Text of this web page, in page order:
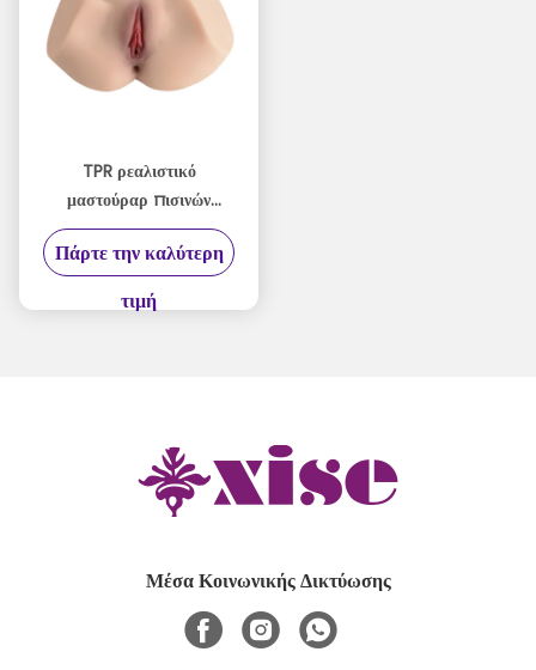
TPR ρεαλιστικό
μαστούραρ πισινών
ζωηρό σχέδιο για έντονη
ευχαρίστηση
Πάρτε την καλύτερη
τιμή
Μέσα Κοινωνικής Δικτύωσης